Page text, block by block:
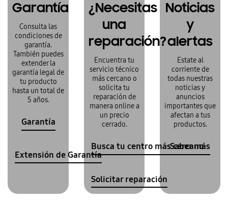
Garantía
Consulta las
condiciones de
garantía.
También puedes
extender la
garantía legal de
tu producto
hasta un total de
5 años.
Garantía
Extensión de Garantía
¿Necesitas
una
reparación?
Encuentra tu
servicio técnico
más cercano o
solicita tu
reparación de
manera online a
un precio
cerrado.
Busca tu centro más cercano
Solicitar reparación
Noticias
y
alertas
Estate al
corriente de
todas nuestras
noticias y
anuncios
importantes que
afectan a tus
productos.
Saber más